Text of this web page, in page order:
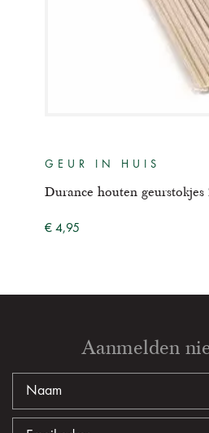
GEUR IN HUIS
Durance houten geurstokjes
€ 4,95
Aanmelden